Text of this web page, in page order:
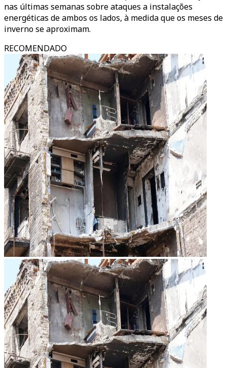
nas últimas semanas sobre ataques a instalações
energéticas de ambos os lados, à medida que os meses de
inverno se aproximam.
RECOMENDADO